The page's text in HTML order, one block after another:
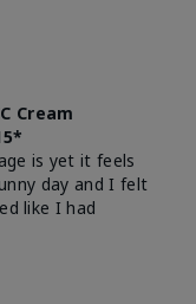
Cream
is yet it feels
day and I felt
like I had